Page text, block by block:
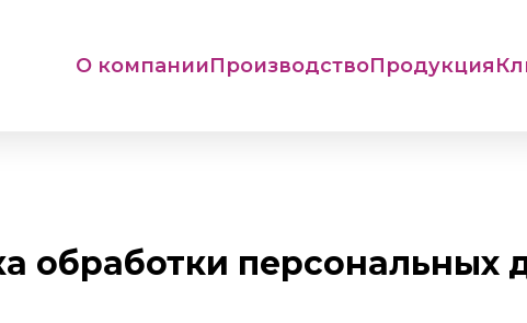
О компанииПроизводствоПродукция
обработки персональных